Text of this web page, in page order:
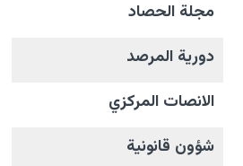
مجلة الحصاد
دورية المرصد
الانصات المرکزي
شؤون قانونية